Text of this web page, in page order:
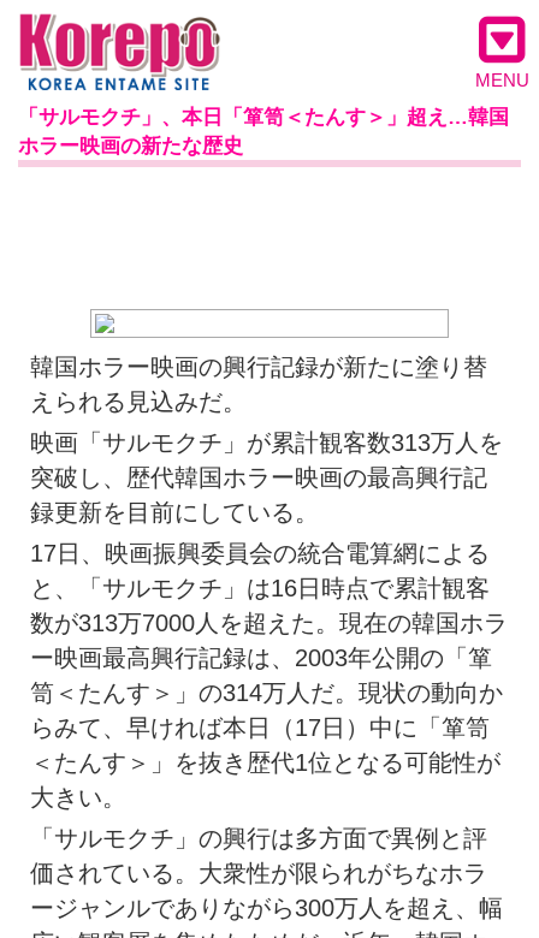
MENU
「サルモクチ」、本日「箪笥＜たんす＞」超え…韓国
ホラー映画の新たな歴史
韓国ホラー映画の興行記録が新たに塗り替
えられる見込みだ。
映画「サルモクチ」が累計観客数313万人を
突破し、歴代韓国ホラー映画の最高興行記
録更新を目前にしている。
17日、映画振興委員会の統合電算網による
と、「サルモクチ」は16日時点で累計観客
数が313万7000人を超えた。現在の韓国ホラ
ー映画最高興行記録は、2003年公開の「箪
笥＜たんす＞」の314万人だ。現状の動向か
らみて、早ければ本日（17日）中に「箪笥
＜たんす＞」を抜き歴代1位となる可能性が
大きい。
「サルモクチ」の興行は多方面で異例と評
価されている。大衆性が限られがちなホラ
ージャンルでありながら300万人を超え、幅